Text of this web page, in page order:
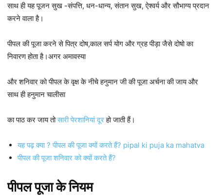
साथ ही यह पूजन सुख -संपत्ति, धन-धान्य, संतान सुख, ऐश्वर्य और सौभाग्य प्रदान
करने वाला है।
पीपल की पूजा करने से पित्र दोष,काल सर्प योग और ग्रह पीड़ा जैसे दोषो का
निवारण होता है।अगर अमावस्या
और शनिवार को पीपल के वृक्ष के नीचे हनुमान जी की पूजा अर्चना की जाय और
साथ ही हनुमान चालीसा
का पाठ कर जाय तोसारी पेरशानियां दूरहो जाती हैं।
यह पढ़ क्या ? पीपल की पूजा क्यों करते हैं? pipal ki puja ka mahatva
पीपल की पूजा शनिवार को क्यों करते हैं?
पीपल पूजा के नियम